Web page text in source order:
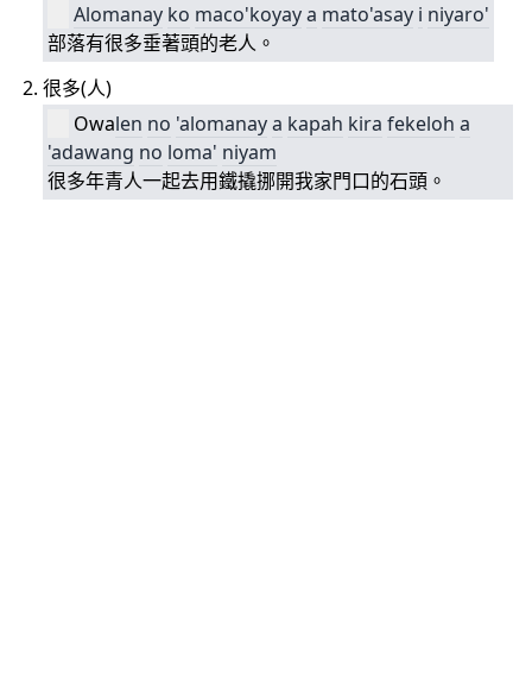
Alomanay ko maco'koyay a mato'asay i niyaro'
部落有很多垂著頭的老人。
很多(人)
Owalen no 'alomanay a kapah kira fekeloh a
'adawang no loma' niyam
很多年青人一起去用鐵撬挪開我家門口的石頭。